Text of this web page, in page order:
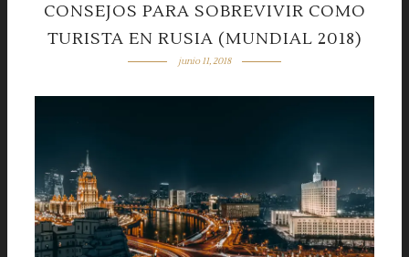
CONSEJOS PARA SOBREVIVIR COMO
TURISTA EN RUSIA (MUNDIAL 2018)
junio 11, 2018